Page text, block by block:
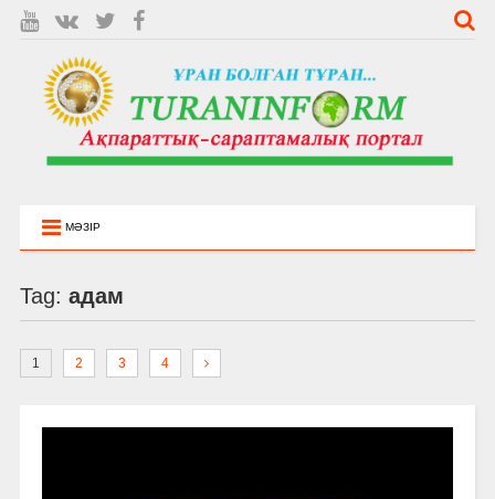
МӘЗІР
Tag: адам
1 2 3 4